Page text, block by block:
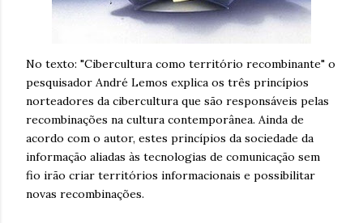
No texto: "Cibercultura como território recombinante" o
pesquisador André Lemos explica os três princípios
norteadores da cibercultura que são responsáveis pelas
recombinações na cultura contemporânea. Ainda de
acordo com o autor, estes princípios da sociedade da
informação aliadas às tecnologias de comunicação sem
fio irão criar territórios informacionais e possibilitar
novas recombinações.